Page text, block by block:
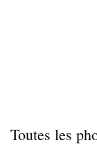
Toutes les